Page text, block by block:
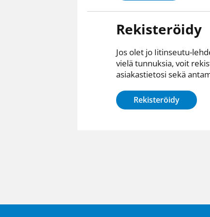
Rekisteröidy
Jos olet jo Iitinseutu-
vielä tunnuksia, voit
asiakastietosi sekä
Rekisteröidy